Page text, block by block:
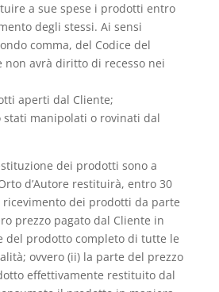
a sue spese i prodotti entro
degli stessi. Ai sensi
comma, del Codice del
non avrà diritto di recesso nei
aperti dal Cliente;
stati manipolati o rovinati dal
dei prodotti sono a
d’Autore restituirà, entro 30
dei prodotti da parte
prezzo pagato dal Cliente in
del prodotto completo di tutte le
ovvero (ii) la parte del prezzo
effettivamente restituito dal